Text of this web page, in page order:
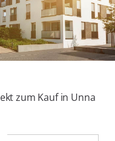
zum Kauf in Unna